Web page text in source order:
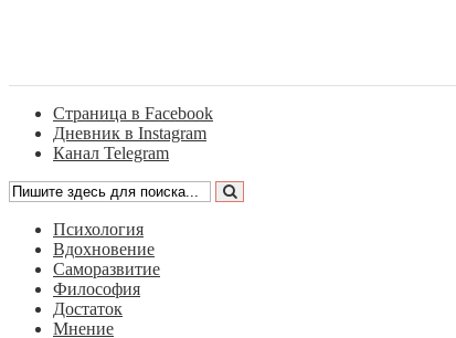
Страница в Facebook
Дневник в Instagram
Канал Telegram
Психология
Вдохновение
Саморазвитие
Философия
Достаток
Мнение